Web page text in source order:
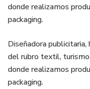
donde realizamos
packaging.
Diseñadora
del rubro textil,
donde realizamos
packaging.